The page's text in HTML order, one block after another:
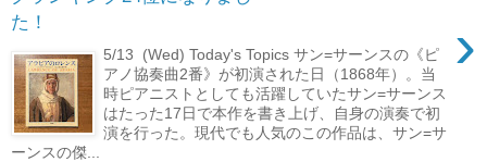
た！
›
5/13 (Wed) Today's Topics サン=サーンスの《ピ
アノ協奏曲2番》が初演された日（1868年）。当
時ピアニストとしても活躍していたサン=サーンス
はたった17日で本作を書き上げ、自身の演奏で初
演を行った。現代でも人気のこの作品は、サン=サ
ーンスの傑...